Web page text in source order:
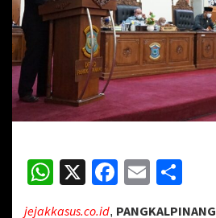
i
k
o
a
a
n
a
l
i
W
h
X
Fa E
jejakkasus.co.id, PANGKALPINANG